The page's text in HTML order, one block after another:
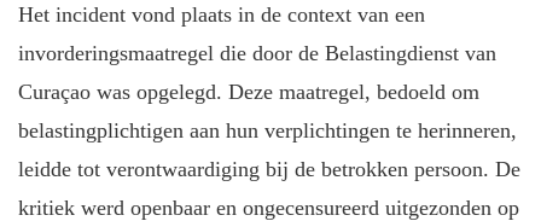
Het incident vond plaats in de context van een
invorderingsmaatregel die door de Belastingdienst van
Curaçao was opgelegd. Deze maatregel, bedoeld om
belastingplichtigen aan hun verplichtingen te herinneren,
leidde tot verontwaardiging bij de betrokken persoon. De
kritiek werd openbaar en ongecensureerd uitgezonden op